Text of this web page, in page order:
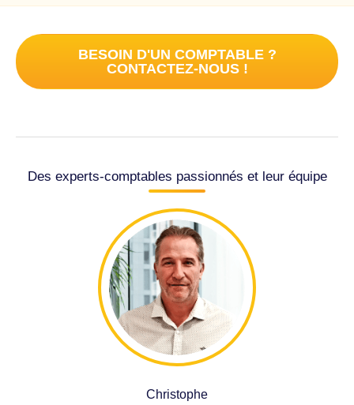
BESOIN D'UN COMPTABLE ?
CONTACTEZ-NOUS !
Des experts-comptables passionnés et leur équipe
Christophe